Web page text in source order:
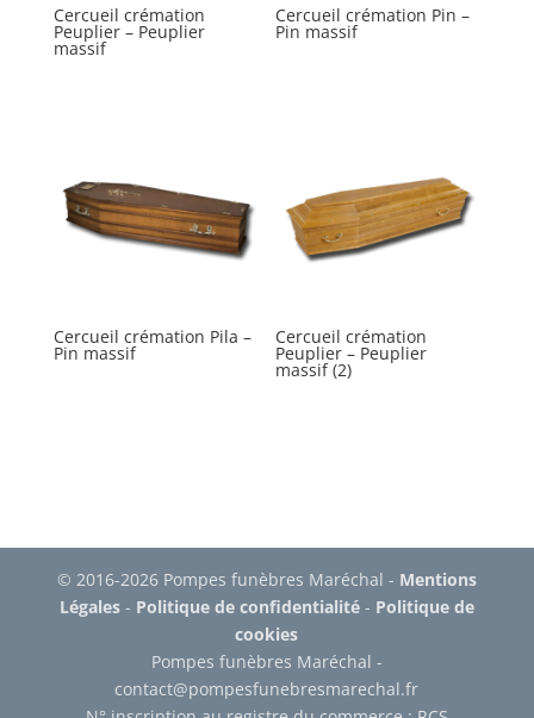
Cercueil crémation
Peuplier – Peuplier
massif
Cercueil crémation Pin –
Pin massif
Cercueil crémation Pila –
Pin massif
Cercueil crémation
Peuplier – Peuplier
massif (2)
© 2016-2026 Pompes funèbres Maréchal - Mentions
Légales- Politique de confidentialité- Politique de
cookies
Pompes funèbres Maréchal -
contact@pompesfunebresmarechal.fr